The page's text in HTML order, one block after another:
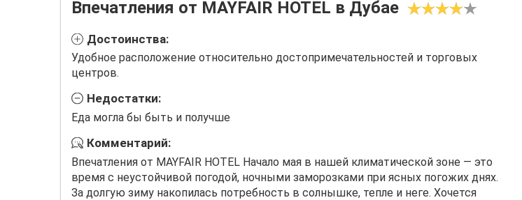
Впечатления от MAYFAIR HOTEL в Дубае
Достоинства:
Удобное расположение относительно достопримечательностей и торговых
центров.
Недостатки:
Еда могла бы быть и получше
Комментарий:
Впечатления от MAYFAIR HOTEL Начало мая в нашей климатической зоне ― это
время с неустойчивой погодой, ночными заморозками при ясных погожих днях.
За долгую зиму накопилась потребность в солнышке, тепле и неге. Хочется